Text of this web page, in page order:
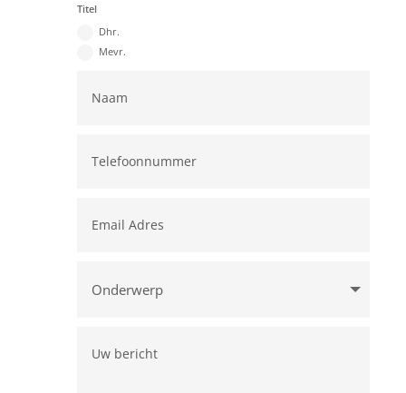
Titel
Dhr.
Mevr.